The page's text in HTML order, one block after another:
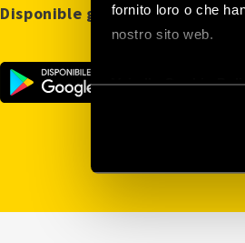
fornito loro o che
nostro sito web.
Vai alla Cookie
Disponible gratuitamente